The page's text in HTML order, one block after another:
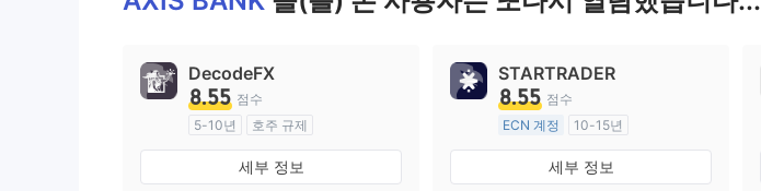
DecodeFX
8.55 점수
5-10년
호주 규제
외환 거래 라이선스 (MM)
마스터 레이블 MT4
세부 정보
STARTRADER
8.55 점수
ECN 계정
10-15년
호주 규제
외환 거래 라이선스 (MM)
세부 정보